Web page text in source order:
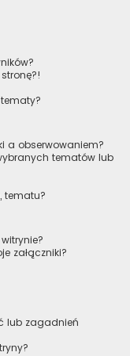
a obserwowaniem?
tematów lub
tematu?
załączniki?
lub zagadnień